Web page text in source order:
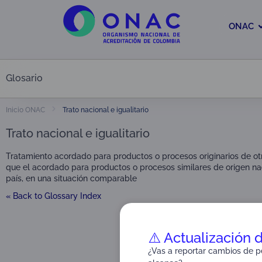
ONAC
Glosario
Inicio ONAC Trato nacional e igualitario
Trato nacional e igualitario
Tratamiento acordado para productos o procesos originarios de
que el acordado para productos o procesos similares de origen
país, en una situación comparable
« Back to Glossary Index
⚠️ Actualización
¿Vas a reportar cambios de